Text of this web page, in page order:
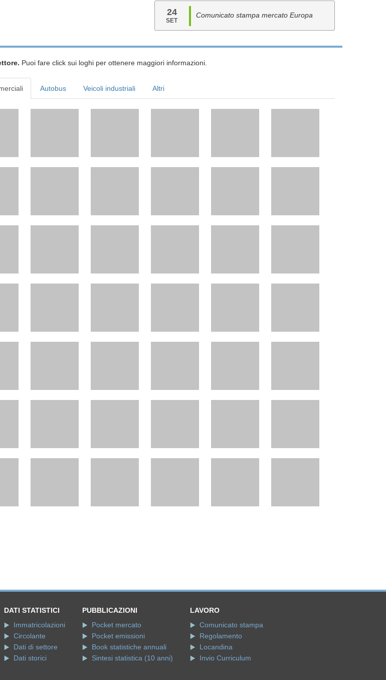
24
SET
Comunicato stampa mercato Europa
Puoi fare click sui loghi per ottenere maggiori informazioni.
Autobus Veicoli industriali Altri
DATI STATISTICI
Immatricolazioni
Circolante
Dati di settore
Dati storici
PUBBLICAZIONI
Pocket mercato
Pocket emissioni
Book statistiche annuali
Sintesi statistica (10 anni)
LAVORO
Comunicato stampa
Regolamento
Locandina
Invio Curriculum